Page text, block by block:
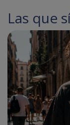
Las que